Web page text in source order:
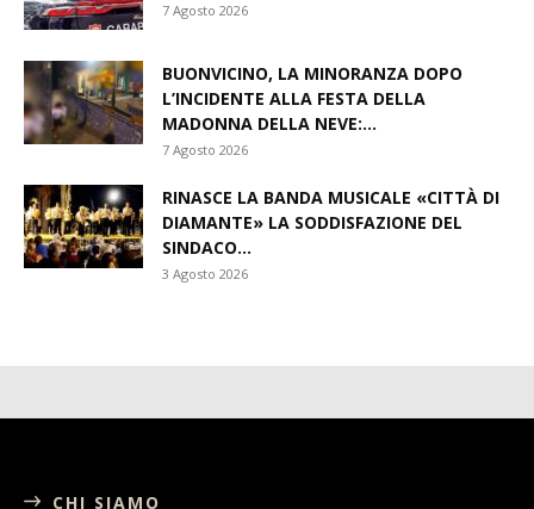
7 Agosto 2026
BUONVICINO, LA MINORANZA DOPO
L’INCIDENTE ALLA FESTA DELLA
MADONNA DELLA NEVE:...
7 Agosto 2026
RINASCE LA BANDA MUSICALE «CITTÀ DI
DIAMANTE» LA SODDISFAZIONE DEL
SINDACO...
3 Agosto 2026
CHI SIAMO